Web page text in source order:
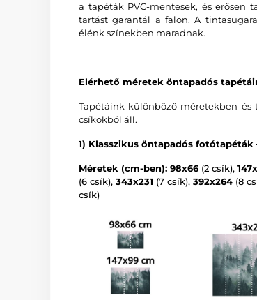
a tapéták PVC-mentesek, és erősen
tartást garantál a falon. A
élénk színekben maradnak.
Elérhető méretek öntapadós
Tapétáink különböző méretekben
csíkokból áll.
1) Klasszikus öntapadós
Méretek (cm-ben): 98x66 (2 csík),
(6 csík), 343x231 (7 csík), 392x264 (8
csík)